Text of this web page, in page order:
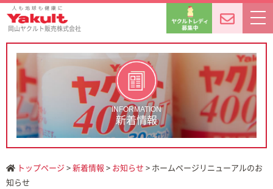
岡山ヤクルト販売株式会社
INFORMATION
新着情報
トップページ >新着情報 > お知らせ > ホームページリニューアルのお
知らせ